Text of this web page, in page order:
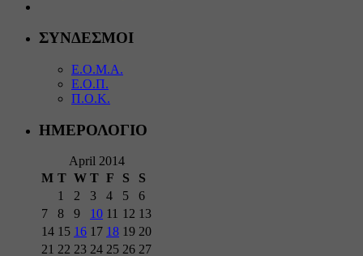
ΣΥΝΔΕΣΜΟΙ
Ε.Ο.Μ.Α.
Ε.Ο.Π.
Π.Ο.Κ.
ΗΜΕΡΟΛΟΓΙΟ
April 2014
M T W T F S
S
1
2 3 4 5
6
7
8 9 10 11 12 13
14 15 16 17 18 19 20
21 22 23 24 25 26 27